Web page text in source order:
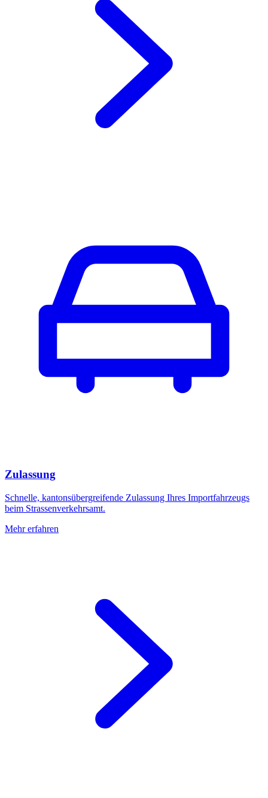
Zulassung
Schnelle, kantonsübergreifende Zulassung Ihres Importfahrzeugs
beim Strassenverkehrsamt.
Mehr erfahren